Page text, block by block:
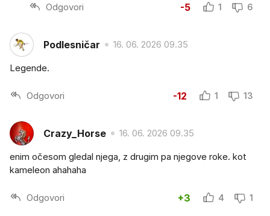
Odgovori -5 1 6
Podlesničar 16. 06. 2026 09.35
Legende.
Odgovori -12 1 13
Crazy_Horse 16. 06. 2026 09.35
enim očesom gledal njega, z drugim pa njegove roke. kot
kameleon ahahaha
Odgovori +3 4 1